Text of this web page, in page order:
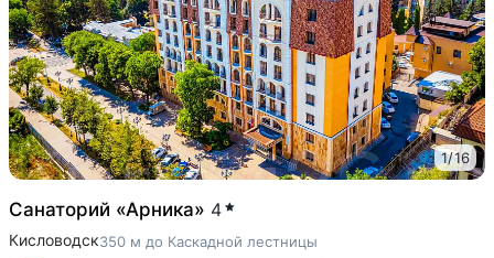
1/16
Санаторий «Арника» 4
Кисловодск350 м до Каскадной лестницы